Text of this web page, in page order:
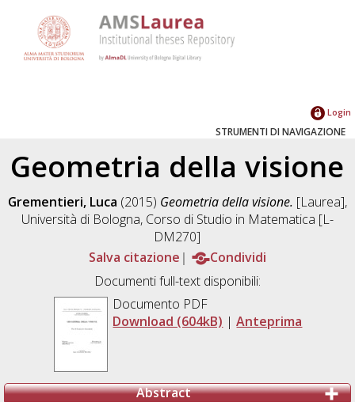
Login
STRUMENTI DI NAVIGAZIONE
Geometria della visione
Grementieri, Luca (2015) Geometria della visione. [Laurea],
Università di Bologna, Corso di Studio in Matematica [L-
DM270]
Salva citazione
Condividi
Documenti full-text disponibili:
Documento PDF
Download (604kB) |Anteprima
Abstract